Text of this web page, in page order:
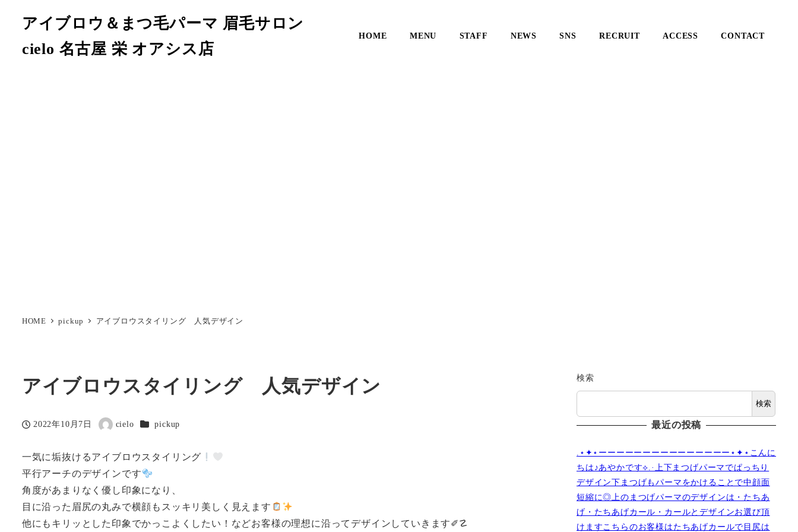
アイブロウ＆まつ毛パーマ 眉毛サロン
cielo 名古屋 栄 オアシス店
HOME MENU STAFF NEWS SNS RECRUIT ACCESS CONTACT
HOME pickup アイブロウスタイリング 人気デザイン
アイブロウスタイリング 人気デザイン
投稿日
2022年10月7日
著
cielo カテゴリー
pickup
一気に垢抜けるアイブロウスタイリング
平行アーチのデザインです
角度があまりなく優し印象になり、
目に沿った眉尻の丸みで横顔もスッキリ美しく見えます
他にもキリッとした印象でかっこよくしたい！などお客様の理想に沿ってデザインしていきます✐☡
検索
検索
最近の投稿
.⋆✦⋆ーーーーーーーーーーーーーーー⋆✦⋆こんに
ちは♪あやかです︎⟡.·上下まつげパーマでぱっちり
デザイン下まつげもパーマをかけることで中顔面
短縮に◎上のまつげパーマのデザインは・たちあ
げ・たちあげカール・カールとデザインお選び頂
けますこちらのお客様はたちあげカールで目尻は